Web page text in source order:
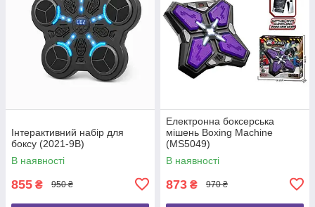
Інтерактивний набір для
боксу (2021-9B)
В наявності
855 ₴ 950 ₴
Електронна боксерська
мішень Boxing Machine
(MS5049)
В наявності
873 ₴ 970 ₴